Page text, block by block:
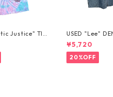
Justice" TIE
USED "Lee"
S
¥5,720
20%OFF